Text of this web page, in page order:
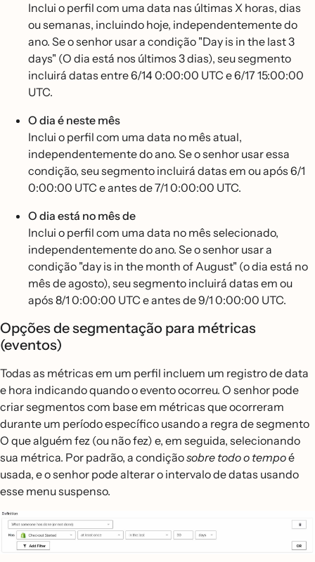
Inclui o perfil com uma data nas últimas X horas, dias
ou semanas, incluindo hoje, independentemente do
ano. Se o senhor usar a condição "Day is in the last 3
days" (O dia está nos últimos 3 dias), seu segmento
incluirá datas entre 6/14 0:00:00 UTC e 6/17 15:00:00
UTC.
O dia é neste mês
Inclui o perfil com uma data no mês atual,
independentemente do ano. Se o senhor usar essa
condição, seu segmento incluirá datas em ou após 6/1
0:00:00 UTC e antes de 7/1 0:00:00 UTC.
O dia está no mês de
Inclui o perfil com uma data no mês selecionado,
independentemente do ano. Se o senhor usar a
condição "day is in the month of August" (o dia está no
mês de agosto), seu segmento incluirá datas em ou
após 8/1 0:00:00 UTC e antes de 9/1 0:00:00 UTC.
Opções de segmentação para métricas
(eventos)
Todas as métricas em um perfil incluem um registro de data
e hora indicando quando o evento ocorreu. O senhor pode
criar segmentos com base em métricas que ocorreram
durante um período específico usando a regra de segmento
O que alguém fez (ou não fez) e, em seguida, selecionando
sua métrica. Por padrão, a condiçãosobre todo o tempoé
usada, e o senhor pode alterar o intervalo de datas usando
esse menu suspenso.